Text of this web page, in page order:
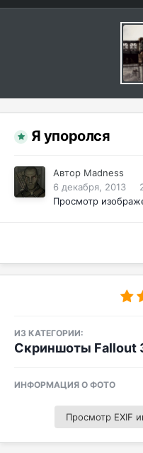
Я упоролся
Автор Madness
6 декабря, 2013
Просмотр
ИЗ КАТЕГОРИИ:
Скриншоты Fallout
ИНФОРМАЦИЯ О ФОТО
Просмотр EXIF